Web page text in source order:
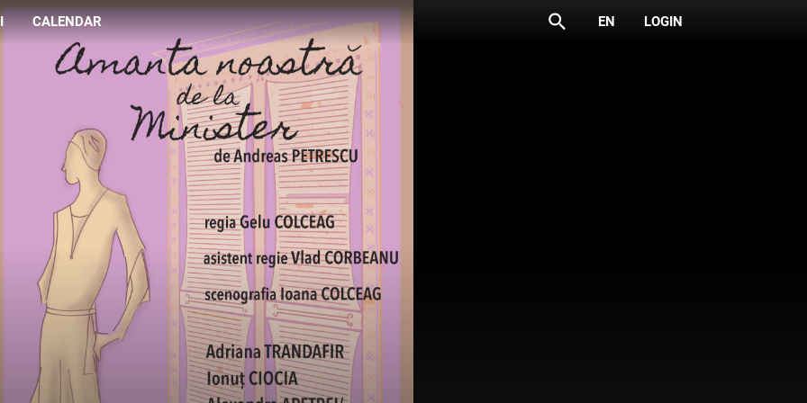
CALENDAR search EN LOGIN